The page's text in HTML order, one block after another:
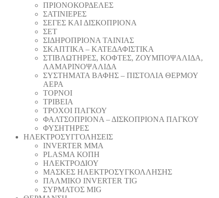
ΠΡΙΟΝΟΚΟΡΔΕΛΕΣ
ΣΑΤΙΝΙΕΡΕΣ
ΣΕΓΕΣ ΚΑΙ ΔΙΣΚΟΠΡΙΟΝΑ
ΣΕΤ
ΣΙΔΗΡΟΠΡΙΟΝΑ ΤΑΙΝΙΑΣ
ΣΚΑΠΤΙΚΑ – ΚΑΤΕΔΑΦΙΣΤΙΚΑ
ΣΤΙΒΛΩΤΗΡΕΣ, ΚΟΦΤΕΣ, ΖΟΥΜΠΟΨΑΛΙΔΑ,
ΛΑΜΑΡΙΝΟΨΑΛΙΔΑ
ΣΥΣΤΗΜΑΤΑ ΒΑΦΗΣ – ΠΙΣΤΟΛΙΑ ΘΕΡΜΟΥ
ΑΕΡΑ
ΤΟΡΝΟΙ
ΤΡΙΒΕΙΑ
ΤΡΟΧΟΙ ΠΑΓΚΟΥ
ΦΑΛΤΣΟΠΡΙΟΝΑ – ΔΙΣΚΟΠΡΙΟΝΑ ΠΑΓΚΟΥ
ΦΥΣΗΤΗΡΕΣ
ΗΛΕΚΤΡΟΣΥΓΓΟΛΗΣΕΙΣ
INVERTER MMA
PLASMA ΚΟΠΗ
ΗΛΕΚΤΡΟΔΙΟΥ
ΜΑΣΚΕΣ ΗΛΕΚΤΡΟΣΥΓΚΟΛΛΗΣΗΣ
ΠΑΛΜΙΚΟ INVERTER TIG
ΣΥΡΜΑΤΟΣ MIG